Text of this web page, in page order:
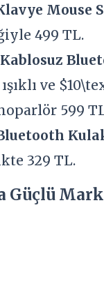
Mouse
499 TL.
Kablosuz
ve
599
329 TL.
Güçlü